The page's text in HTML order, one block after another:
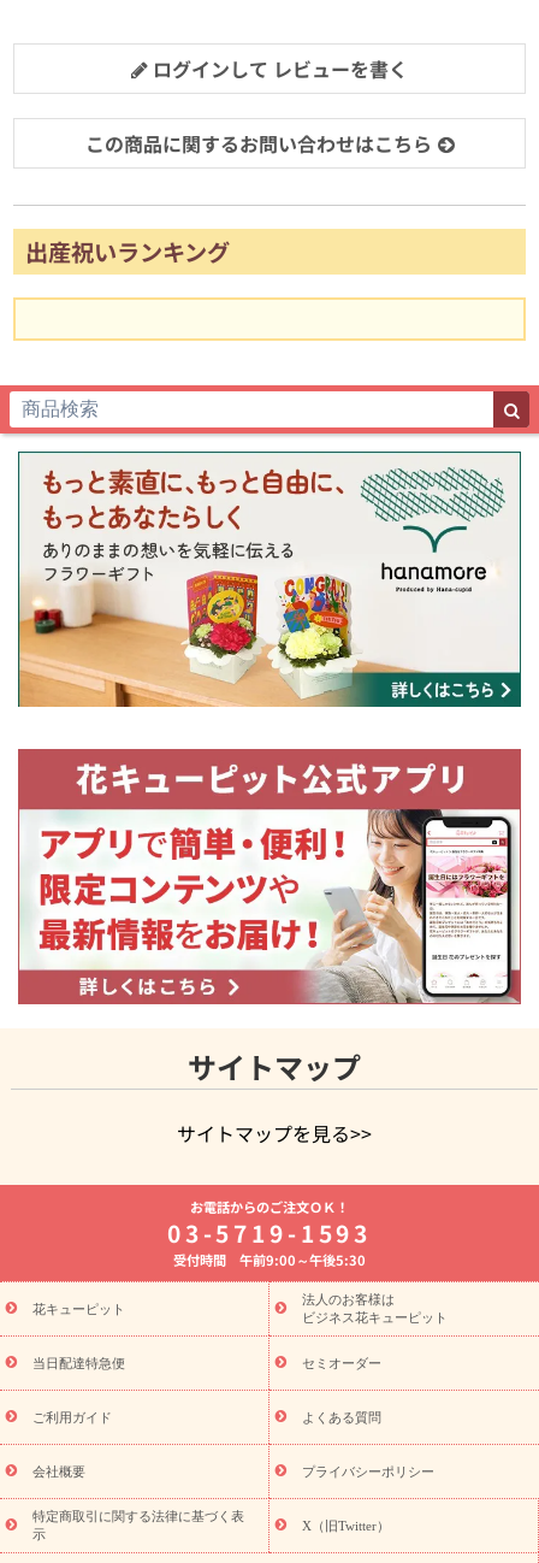
ログインして レビューを書く
この商品に関するお問い合わせはこちら
出産祝いランキング
サイトマップ
サイトマップを見る>>
よく贈られる花
お祝いの花特集
誕生日フラワーギフト特集
8月の誕生花(トルコキキョウ)
開店・開業祝い
お供え・お悔やみ お供え・お悔やみの花
通夜・葬儀に贈る花 胡蝶蘭・花鉢
ーブドフラワー
季節のイベント
ひまわり ギフト・プレゼント
特集
お盆 花（新盆・初盆） 季節のイベント
お盆 花（新
盆・初盆）
お盆 花（新盆・初盆）
お盆・お供え 花とセットギ
フト
お盆・お供え プリザーブドフラワー
ひまわり ギフト・プ
レゼント特集
夏の花贈り・お中元・暑中見舞い 花のギフト特集
敬老の日におくる花ギフト・プレゼント特集
花ギフト・プレゼント特集
敬老の日 花のおすすめランキング
敬
老の日 花鉢植えのギフト・プレゼント特集
敬老の日 花とセットギ
フト・プレゼント特集
敬老の日の花 全てのギフト一覧
キャン
ペーン
「きょう誕生日なんです」キャンペーン
探す
誕生日フラワーギフト 誕生日フラワーギフト特集
誕生
お電話からのご注文ＯＫ！
03-5719-1593
受付時間 午前9:00～午後5:30
花キューピット
法人のお客様は
ビジネス花キューピット
当日配達特急便 セミオーダー
ご利用ガイド よくある質問
会社概要 プライバシーポリシー
特定商取引に関する法律に基づく表
示
X（旧Twitter）